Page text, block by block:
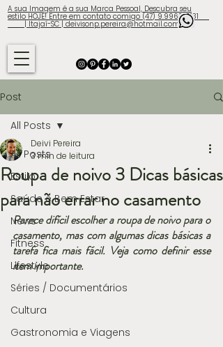
A sua Imagem é a sua Marca Pessoal, Descubra seu
estilo HOJE! Entre em contato comigo (47) 9.9960-3131
| Itajaí-SC | deivisonp.pereira@hotmail.com
Post
All Posts
Estilo
Saúde e Bem Estar
News
Fitness
Lifestyle
Séries / Documentários
Cultura
Gastronomia e Viagens
All Posts
Roupa de noivo 3 Dicas básicas
para não errar no casamento
Deivi Pereira
3 min de leitura
Parece difícil escolher a roupa de noivo para o
casamento, mas com algumas dicas básicas a
tarefa fica mais fácil. Veja como definir esse
item importante.